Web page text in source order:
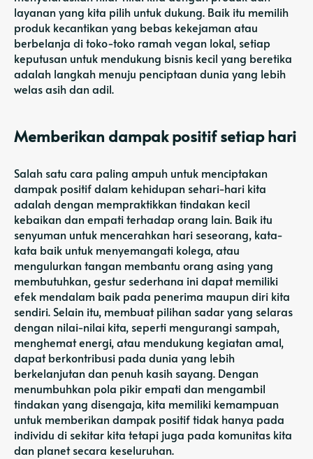
layanan yang kita pilih untuk dukung. Baik itu memilih
produk kecantikan yang bebas kekejaman atau
berbelanja di toko-toko ramah vegan lokal, setiap
keputusan untuk mendukung bisnis kecil yang beretika
adalah langkah menuju penciptaan dunia yang lebih
welas asih dan adil.
Memberikan dampak positif setiap hari
Salah satu cara paling ampuh untuk menciptakan
dampak positif dalam kehidupan sehari-hari kita
adalah dengan mempraktikkan tindakan kecil
kebaikan dan empati terhadap orang lain. Baik itu
senyuman untuk mencerahkan hari seseorang, kata-
kata baik untuk menyemangati kolega, atau
mengulurkan tangan membantu orang asing yang
membutuhkan, gestur sederhana ini dapat memiliki
efek mendalam baik pada penerima maupun diri kita
sendiri. Selain itu, membuat pilihan sadar yang selaras
dengan nilai-nilai kita, seperti mengurangi sampah,
menghemat energi, atau mendukung kegiatan amal,
dapat berkontribusi pada dunia yang lebih
berkelanjutan dan penuh kasih sayang. Dengan
menumbuhkan pola pikir empati dan mengambil
tindakan yang disengaja, kita memiliki kemampuan
untuk memberikan dampak positif tidak hanya pada
individu di sekitar kita tetapi juga pada komunitas kita
dan planet secara keseluruhan.